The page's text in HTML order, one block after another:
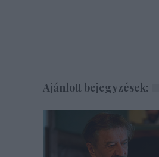
Ajánlott bejegyzések: